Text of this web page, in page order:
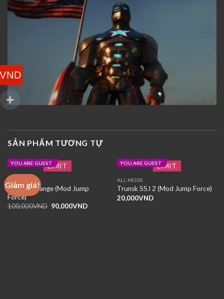
SẢN PHẨM TƯƠNG TỰ
Giảm giá!
LIMIT
YOU ARE GUEST
Piccolo Orange (Mod Jump
Force)
100,000VND Giá
gốc
90,000VNDGiá
LIMIT
YOU ARE GUEST
ALL MODS
Trunsk SSJ 2 (Mod Jump Force)
20,000VND
VND